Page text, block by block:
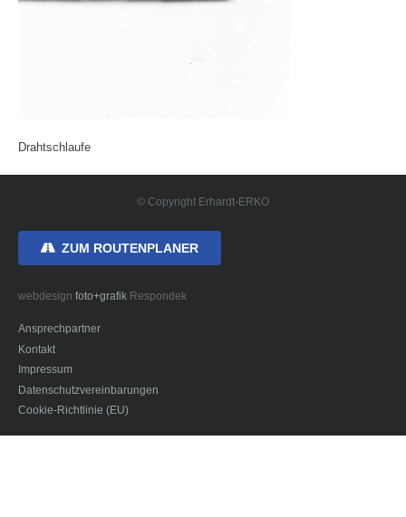
Drahtschlaufe
© Copyright Erhardt-ERKO
ZUM ROUTENPLANER
webdesign foto+grafikRespondek
Ansprechpartner
Kontakt
Impressum
Datenschutzvereinbarungen
Cookie-Richtlinie (EU)